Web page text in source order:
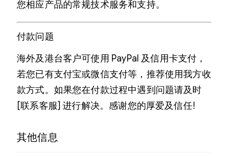
您相应产品的常规技术服务和支持。
付款问题
海外及港台客户可使用 PayPal 及信用卡支付，
若您已有支付宝或微信支付等，推荐使用我方收
款方式。如果您在付款过程中遇到问题请及时
[联系客服] 进行解决。感谢您的厚爱及信任!
其他信息